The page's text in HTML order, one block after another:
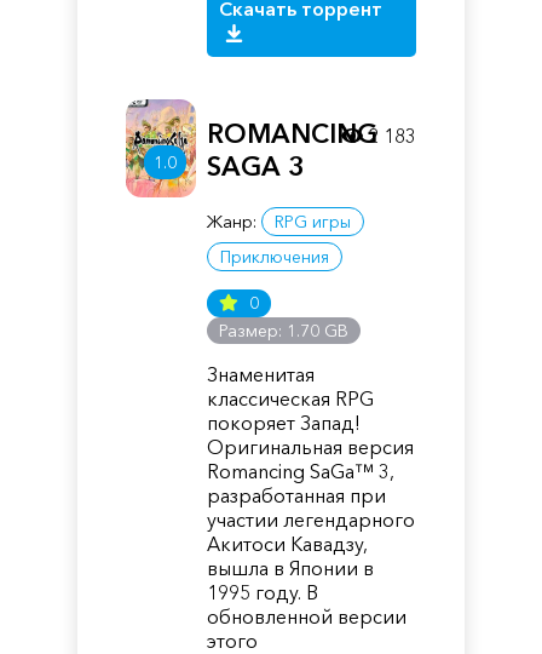
Скачать торрент
1.0
ROMANCING
SAGA 3
Жанр:
RPG игры
Приключения
0
Размер: 1.70 GB
Знаменитая
классическая RPG
покоряет Запад!
Оригинальная версия
Romancing SaGa™ 3,
разработанная при
участии легендарного
Акитоси Кавадзу,
вышла в Японии в
1995 году. В
обновленной версии
этого
2 183